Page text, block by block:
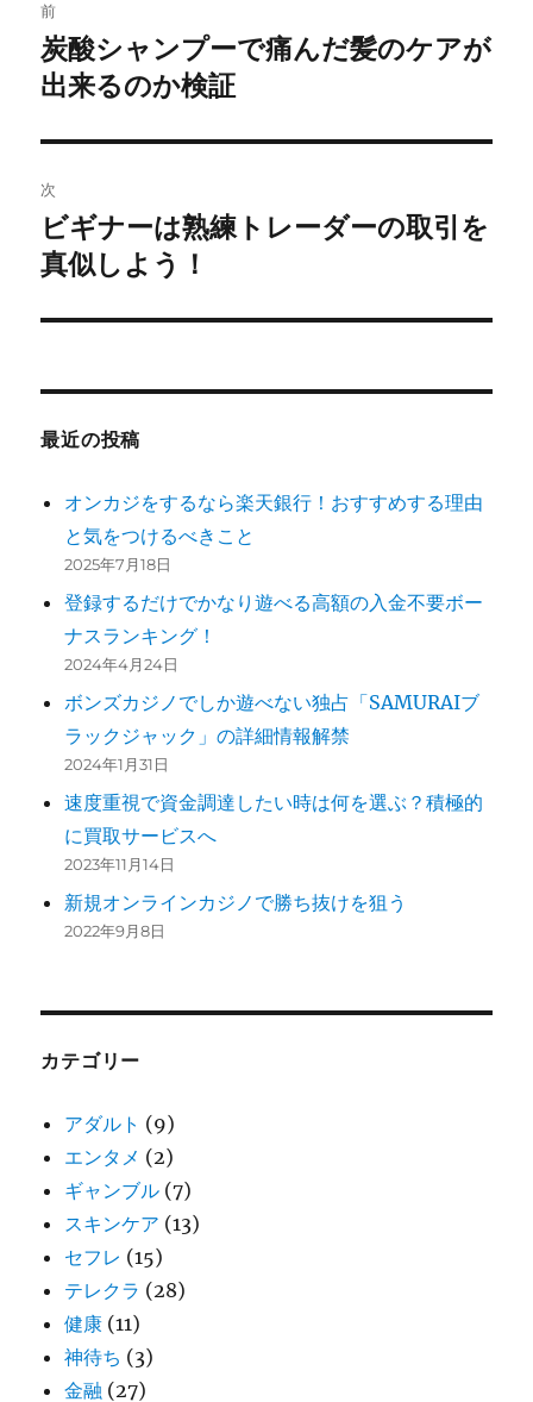
稿
ナ
ビ
ゲ
ー
シ
ン
前
前
の
稿:
炭酸シャンプーで痛んだ髪のケアが
出来るのか検証
次
次
の
稿:
ビギナーは熟練トレーダーの取引を
真似しよう！
最近の投稿
オンカジをするなら楽天銀行！おすすめする理由
と気をつけるべきこと
2025年7月18日
登録するだけでかなり遊べる高額の入金不要ボー
ナスランキング！
2024年4月24日
ボンズカジノでしか遊べない独占「SAMURAIブ
ラックジャック」の詳細情報解禁
2024年1月31日
速度重視で資金調達したい時は何を選ぶ？積極的
に買取サービスへ
2023年11月14日
新規オンラインカジノで勝ち抜けを狙う
2022年9月8日
カテゴリー
アダルト (9)
エンタメ (2)
ギャンブル (7)
スキンケア (13)
セフレ (15)
テレクラ (28)
健康 (11)
神待ち (3)
金融 (27)